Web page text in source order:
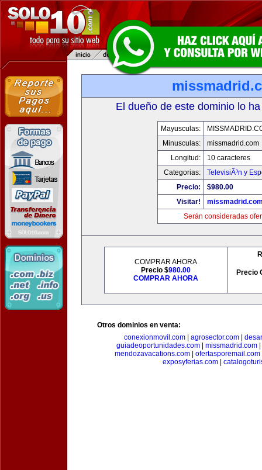
El dueño de este dominio lo
Mayusculas:
Minusculas:
missmadrid.com
Longitud:
10 caracteres
Categorias:
TelevisiÃ³n y
Precio:
$980.00
Visitar!
Serán consideradas
COMPRAR AHORA
Precio $980.00
COMPRAR AHORA
Precio
Otros dominios en venta:
conexionmovil.com
agrosector.com
guiadeoportunidades.com| missmadrid.com|
mendozavacations.com
ofertasporemail.com
exposyferias.com|